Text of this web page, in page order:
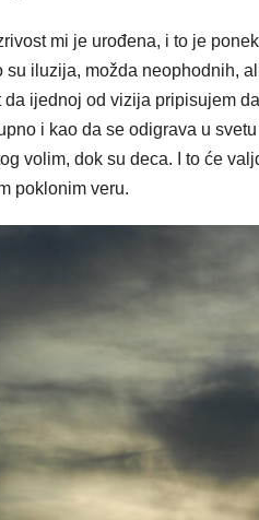
mi je urođena, i to je
su iluzija, možda neophodnih,
ijednoj od vizija pripisujem
i kao da se odigrava u
volim, dok su deca. I to će
poklonim veru.